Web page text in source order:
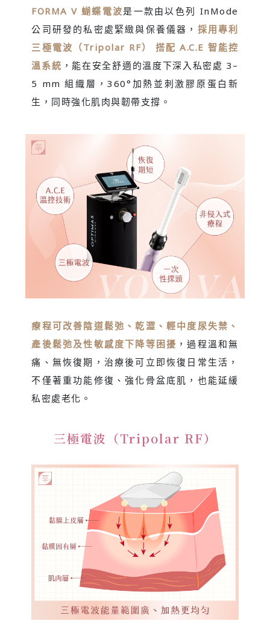
FORMA V 蝴蝶電波是一款由以色列 InMode
公司研發的私密處緊緻與保養儀器， 採用專利
三極電波（Tripolar RF） 搭配 A.C.E 智能控
溫系統 ，能在安全舒適的溫度下深入私密處 3–
5 mm 組織層，360°加熱並刺激膠原蛋白新
生，同時強化肌肉與韌帶支撐。
療程可改善陰道鬆弛、乾澀、輕中度尿失禁、
產後鬆弛及性敏感度下降等困擾 ，過程溫和無
痛、無恢復期，治療後可立即恢復日常生活，
不僅著重功能修復、強化骨盆底肌，也能延緩
私密處老化。
三極電波（Tripolar RF）